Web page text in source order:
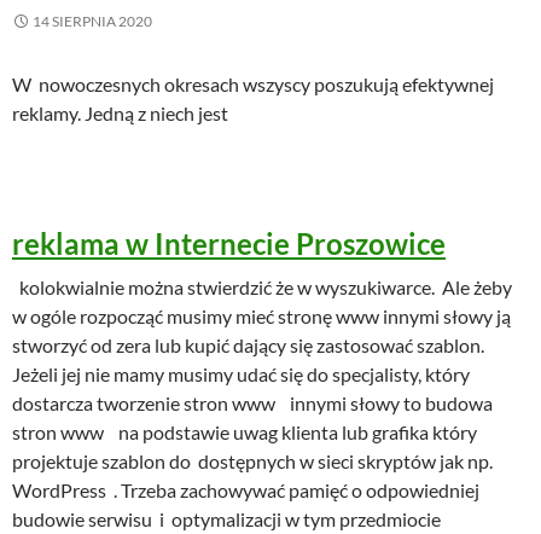
14 SIERPNIA 2020
W nowoczesnych okresach wszyscy poszukują efektywnej
reklamy. Jedną z niech jest
reklama w Internecie Proszowice
kolokwialnie można stwierdzić że w wyszukiwarce. Ale żeby
w ogóle rozpocząć musimy mieć stronę www innymi słowy ją
stworzyć od zera lub kupić dający się zastosować szablon.
Jeżeli jej nie mamy musimy udać się do specjalisty, który
dostarcza tworzenie stron www innymi słowy to budowa
stron www na podstawie uwag klienta lub grafika który
projektuje szablon do dostępnych w sieci skryptów jak np.
WordPress . Trzeba zachowywać pamięć o odpowiedniej
budowie serwisu i optymalizacji w tym przedmiocie